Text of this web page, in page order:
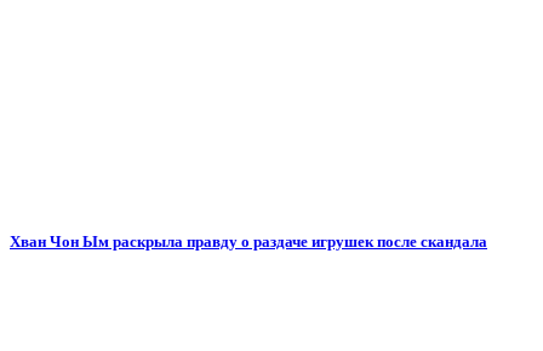
Хван Чон Ым раскрыла правду о раздаче игрушек после скандала